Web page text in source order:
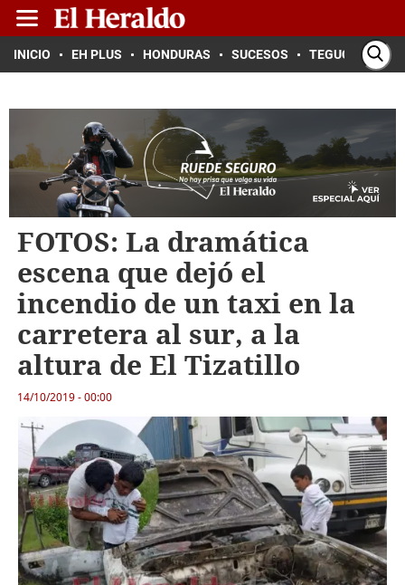
INICIO EH PLUS HONDURAS SUCESOS TEGUCIGALPA
FOTOS: La dramática
escena que dejó el
incendio de un taxi en la
carretera al sur, a la
altura de El Tizatillo
14/10/2019 - 00:00